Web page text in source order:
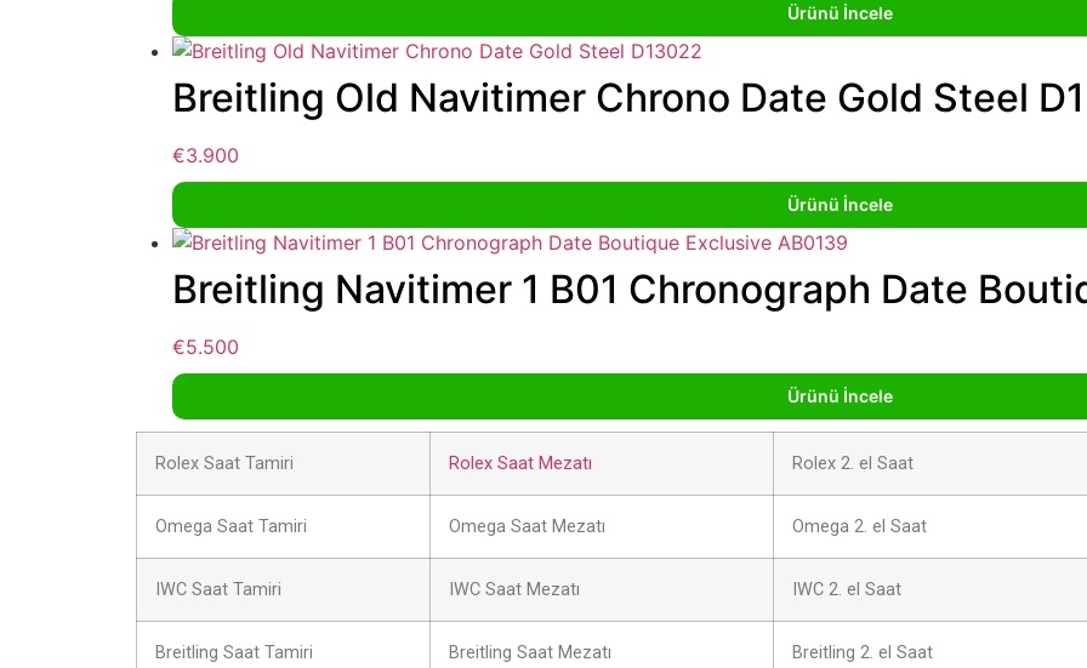
Ürünü İncele
Breitling Old Navitimer Chrono Date Gold Steel
€3.900
Ürünü İncele
Breitling Navitimer 1 B01 Chronograph Date
€5.500
Ürünü İncele
Rolex Saat Tamiri Rolex Saat Mezatı Rolex 2. el Saat
Omega Saat Tamiri Omega Saat Mezatı Omega 2. el Saat
IWC Saat Tamiri IWC Saat Mezatı IWC 2. el Saat
Breitling Saat Tamiri Breitling Saat Mezatı Breitling 2. el Saat